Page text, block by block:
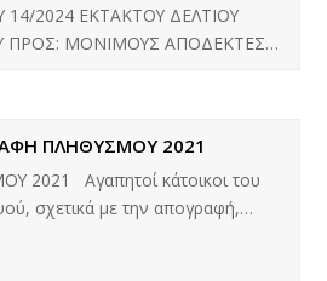
14/2024 ΕΚΤΑΚΤΟΥ ΔΕΛΤΙΟΥ
ΠΡΟΣ: ΜΟΝΙΜΟΥΣ ΑΠΟΔΕΚΤΕΣ…
ΠΛΗΘΥΣΜΟΥ 2021
2021 Αγαπητοί κάτοικοι του
σχετικά με την απογραφή,…